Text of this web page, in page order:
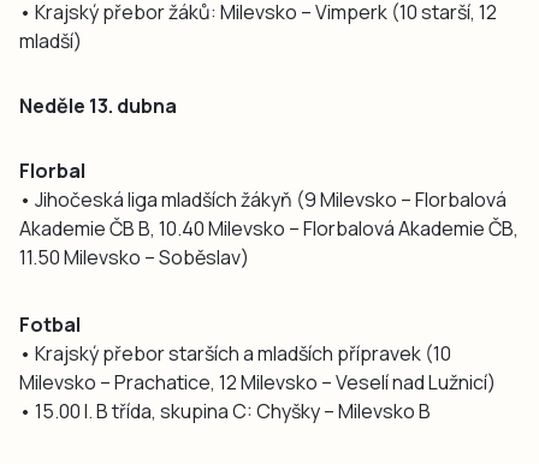
• Krajský přebor žáků: Milevsko – Vimperk (10 starší, 12
mladší)
Neděle 13. dubna
Florbal
• Jihočeská liga mladších žákyň (9 Milevsko – Florbalová
Akademie ČB B, 10.40 Milevsko – Florbalová Akademie ČB,
11.50 Milevsko – Soběslav)
Fotbal
• Krajský přebor starších a mladších přípravek (10
Milevsko – Prachatice, 12 Milevsko – Veselí nad Lužnicí)
• 15.00 I. B třída, skupina C: Chyšky – Milevsko B